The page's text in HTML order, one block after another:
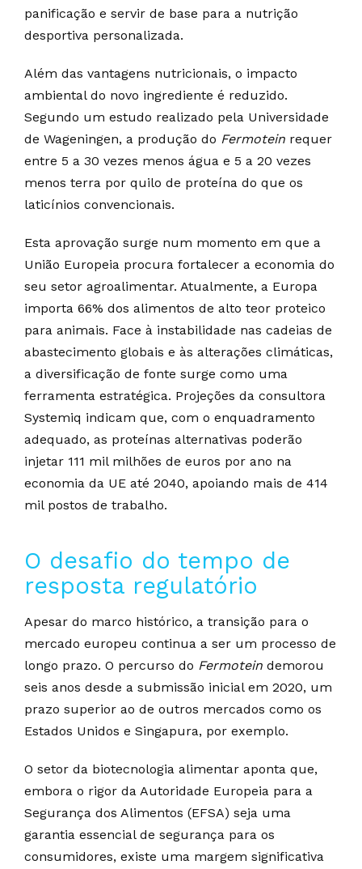
panificação e servir de base para a nutrição
desportiva personalizada.
Além das vantagens nutricionais, o impacto
ambiental do novo ingrediente é reduzido.
Segundo um estudo realizado pela Universidade
de Wageningen, a produção do Fermotein requer
entre 5 a 30 vezes menos água e 5 a 20 vezes
menos terra por quilo de proteína do que os
laticínios convencionais.
Esta aprovação surge num momento em que a
União Europeia procura fortalecer a economia do
seu setor agroalimentar. Atualmente, a Europa
importa 66% dos alimentos de alto teor proteico
para animais. Face à instabilidade nas cadeias de
abastecimento globais e às alterações climáticas,
a diversificação de fonte surge como uma
ferramenta estratégica. Projeções da consultora
Systemiq indicam que, com o enquadramento
adequado, as proteínas alternativas poderão
injetar 111 mil milhões de euros por ano na
economia da UE até 2040, apoiando mais de 414
mil postos de trabalho.
O desafio do tempo de
resposta regulatório
Apesar do marco histórico, a transição para o
mercado europeu continua a ser um processo de
longo prazo. O percurso do Fermotein demorou
seis anos desde a submissão inicial em 2020, um
prazo superior ao de outros mercados como os
Estados Unidos e Singapura, por exemplo.
O setor da biotecnologia alimentar aponta que,
embora o rigor da Autoridade Europeia para a
Segurança dos Alimentos (EFSA) seja uma
garantia essencial de segurança para os
consumidores, existe uma margem significativa